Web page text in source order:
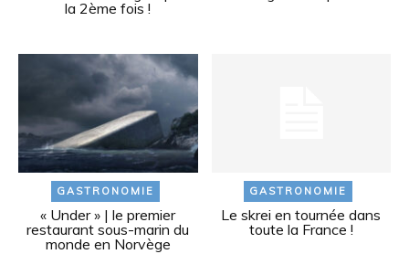
la 2ème fois !
GASTRONOMIE
« Under » | le premier
restaurant sous-marin du
monde en Norvège
GASTRONOMIE
Le skrei en tournée dans
toute la France !